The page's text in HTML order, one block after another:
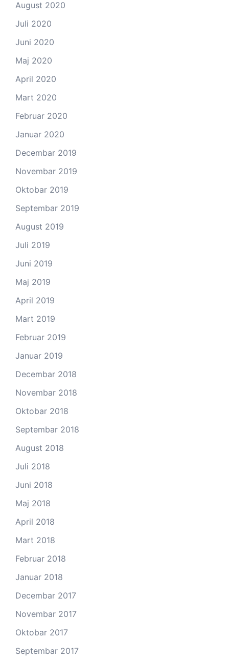
August 2020
Juli 2020
Juni 2020
Maj 2020
April 2020
Mart 2020
Februar 2020
Januar 2020
Decembar 2019
Novembar 2019
Oktobar 2019
Septembar 2019
August 2019
Juli 2019
Juni 2019
Maj 2019
April 2019
Mart 2019
Februar 2019
Januar 2019
Decembar 2018
Novembar 2018
Oktobar 2018
Septembar 2018
August 2018
Juli 2018
Juni 2018
Maj 2018
April 2018
Mart 2018
Februar 2018
Januar 2018
Decembar 2017
Novembar 2017
Oktobar 2017
Septembar 2017